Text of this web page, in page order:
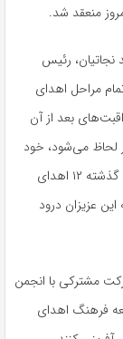
منعقد شد.
نجاتیان، رئیس
مراحل اهدای
بعد از آن
لحاظ می‌شود، خود
پرستاران نیز جزو اهداکنندگان عضو بوده‌اند. در سه سال گذشته ۱۲ اهدای
عزیزان درود
مشترکی با انجمن
فرهنگ اهدای